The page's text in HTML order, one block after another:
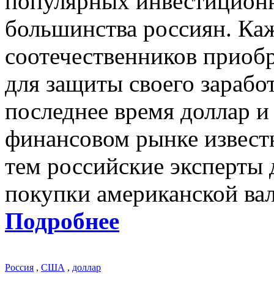
большинства россиян.
соотечественников
для защиты своего
последнее время доллар
финансовом рынке
тем российские эксперты
покупки американской
Подробнее
Россия , США , доллар